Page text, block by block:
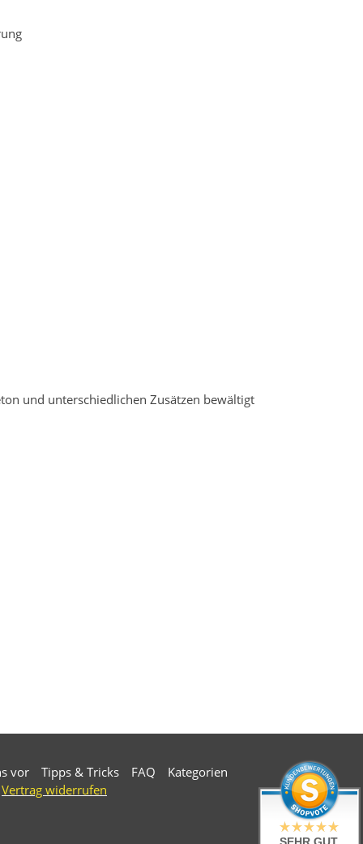
und unterschiedlichen Zusätzen bewältigt
vor Tipps & Tricks FAQ
Kategorien
Vertrag widerrufen